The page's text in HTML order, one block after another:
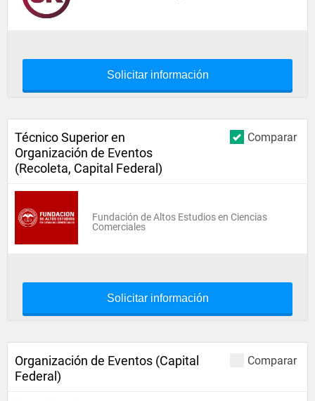
Solicitar información
Comparar
Técnico Superior en
Organización de Eventos
(Recoleta, Capital Federal)
Fundación de Altos Estudios en Ciencias
Comerciales
Solicitar información
Comparar
Organización de Eventos (Capital
Federal)